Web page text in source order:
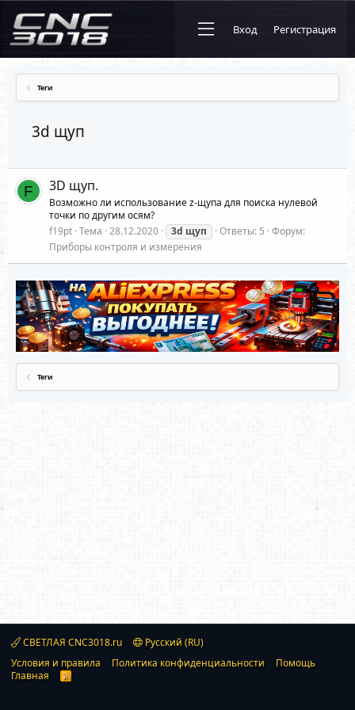
Вход Регистрация
Теги
3d щуп
F 3D щуп.
Возможно ли использование z-щупа для поиска нулевой
точки по другим осям?
f19pt Тема 28.12.2020 3d щуп Ответы: 5 Форум:
Приборы контроля и измерения
Теги
СВЕТЛАЯ CNC3018.ru
Русский (RU)
Условия и правила
Политика конфиденциальности
Помощь
Главная
R
S